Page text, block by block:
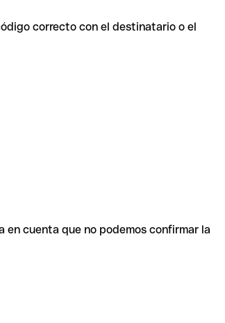
correcto con el destinatario o el
cuenta que no podemos confirmar la